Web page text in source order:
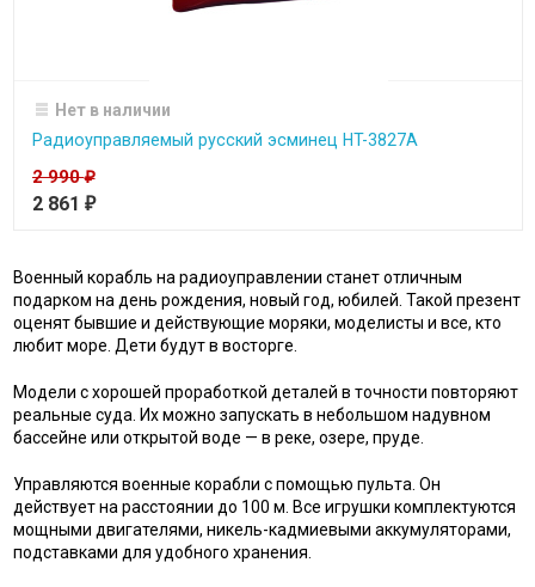
Нет в наличии
Радиоуправляемый русский эсминец HT-3827A
2 990₽
2 861 ₽
Военный корабль на радиоуправлении станет отличным
подарком на день рождения, новый год, юбилей. Такой презент
оценят бывшие и действующие моряки, моделисты и все, кто
любит море. Дети будут в восторге.
Модели с хорошей проработкой деталей в точности повторяют
реальные суда. Их можно запускать в небольшом надувном
бассейне или открытой воде — в реке, озере, пруде.
Управляются военные корабли с помощью пульта. Он
действует на расстоянии до 100 м. Все игрушки комплектуются
мощными двигателями, никель-кадмиевыми аккумуляторами,
подставками для удобного хранения.